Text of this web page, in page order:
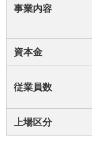
事業内容
資本金
従業員数
上場区分